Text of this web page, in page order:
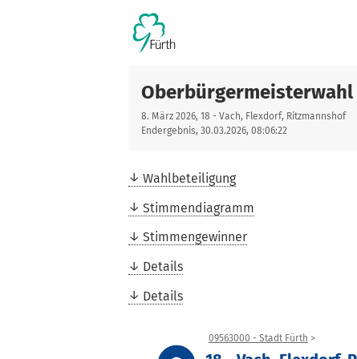
Oberbürgermeisterwahl
8. März 2026, 18 - Vach, Flexdorf, Ritzmannshof
Endergebnis, 30.03.2026, 08:06:22
Wahlbeteiligung
Stimmendiagramm
Stimmengewinner
Details
Details
09563000 - Stadt Fürth